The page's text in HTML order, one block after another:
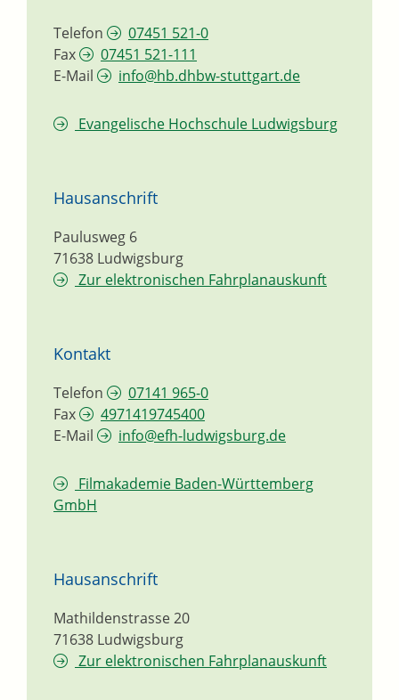
Telefon
07451 521-0
Fax
07451 521-111
E-Mail
info@hb.dhbw-stuttgart.de
Evangelische Hochschule Ludwigsburg
Hausanschrift
Paulusweg 6
71638 Ludwigsburg
Zur elektronischen Fahrplanauskunft
Kontakt
Telefon
07141 965-0
Fax
4971419745400
E-Mail
info@efh-ludwigsburg.de
Filmakademie Baden-Württemberg
GmbH
Hausanschrift
Mathildenstrasse 20
71638 Ludwigsburg
Zur elektronischen Fahrplanauskunft